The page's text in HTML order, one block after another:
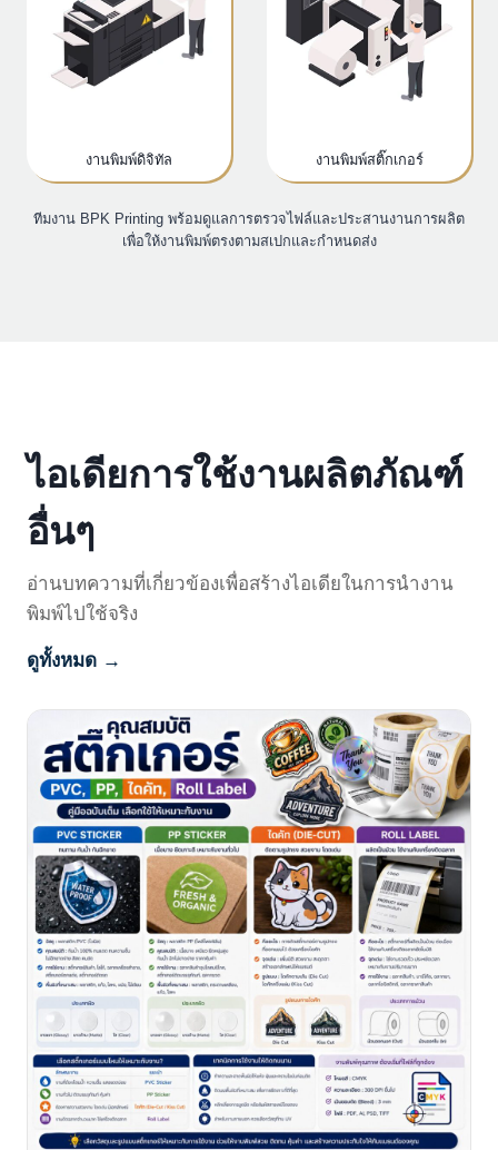
งานพิมพ์ดิจิทัล งานพิมพ์สติ๊กเกอร์
ทีมงาน BPK Printing พร้อมดูแลการตรวจไฟล์และประสานงานการผลิต
เพื่อให้งานพิมพ์ตรงตามสเปกและกำหนดส่ง
ไอเดียการใช้งานผลิตภัณฑ์
อื่นๆ
อ่านบทความที่เกี่ยวข้องเพื่อสร้างไอเดียในการนำงาน
พิมพ์ไปใช้จริง
ดูทั้งหมด →